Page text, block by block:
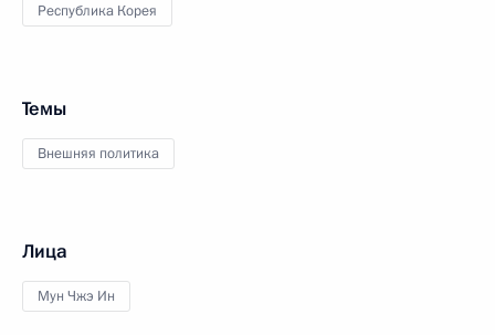
Республика Корея
Темы
Внешняя политика
Лица
Мун Чжэ Ин